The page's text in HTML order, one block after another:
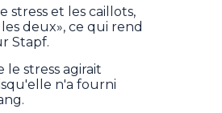
stress et les caillots,
deux», ce qui rend
Stapf.
stress agirait
n'a fourni